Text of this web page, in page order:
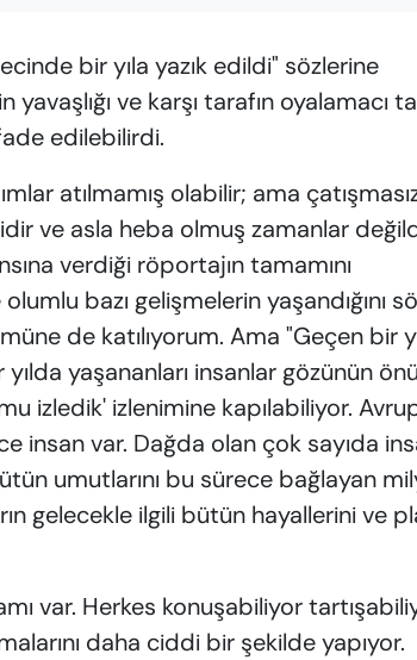
bir yıla yazık edildi" sözlerine
ve karşı tarafın oyalamacı
edilebilirdi.
atılmamış olabilir; ama
ve asla heba olmuş zamanlar
verdiği röportajın tamamını
bazı gelişmelerin yaşandığını
de katılıyorum. Ama "Geçen bir
yaşananları insanlar gözünün
izledik' izlenimine kapılabiliyor.
insan var. Dağda olan çok sayıda
umutlarını bu sürece bağlayan
gelecekle ilgili bütün hayallerini ve
var. Herkes konuşabiliyor
daha ciddi bir şekilde yapıyor.